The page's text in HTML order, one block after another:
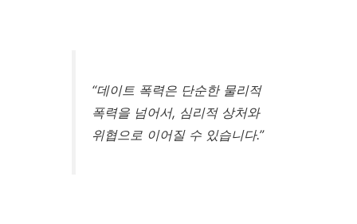
“데이트 폭력은 단순한 물리적
폭력을 넘어서, 심리적 상처와
위협으로 이어질 수 있습니다.”